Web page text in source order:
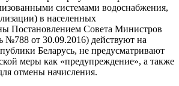
системами водоснабжения,
в населенных
Постановлением Совета Министров
№788 от 30.09.2016) действуют на
Беларусь, не предусматривают
меры как «предупреждение», а также
отмены начисления.